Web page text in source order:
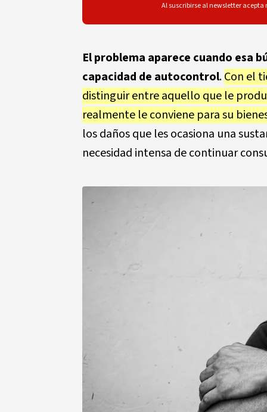
Al suscribirse al newsletter acepta
El problema aparece cuando esa
capacidad de autocontrol.Con el
distinguir entre aquello que le
realmente le conviene para su
los daños que les ocasiona una
necesidad intensa de continuar